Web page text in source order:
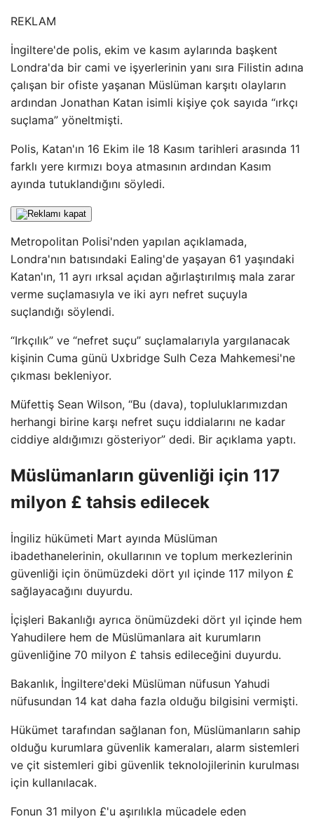
REKLAM
İngiltere'de polis, ekim ve kasım aylarında başkent
Londra'da bir cami ve işyerlerinin yanı sıra Filistin adına
çalışan bir ofiste yaşanan Müslüman karşıtı olayların
ardından Jonathan Katan isimli kişiye çok sayıda “ırkçı
suçlama” yöneltmişti.
Polis, Katan'ın 16 Ekim ile 18 Kasım tarihleri ​​arasında 11
farklı yere kırmızı boya atmasının ardından Kasım
ayında tutuklandığını söyledi.
Metropolitan Polisi'nden yapılan açıklamada,
Londra'nın batısındaki Ealing'de yaşayan 61 yaşındaki
Katan'ın, 11 ayrı ırksal açıdan ağırlaştırılmış mala zarar
verme suçlamasıyla ve iki ayrı nefret suçuyla
suçlandığı söylendi.
“Irkçılık” ve “nefret suçu” suçlamalarıyla yargılanacak
kişinin Cuma günü Uxbridge Sulh Ceza Mahkemesi'ne
çıkması bekleniyor.
Müfettiş Sean Wilson, “Bu (dava), topluluklarımızdan
herhangi birine karşı nefret suçu iddialarını ne kadar
ciddiye aldığımızı gösteriyor” dedi. Bir açıklama yaptı.
Müslümanların güvenliği için 117
milyon £ tahsis edilecek
İngiliz hükümeti Mart ayında Müslüman
ibadethanelerinin, okullarının ve toplum merkezlerinin
güvenliği için önümüzdeki dört yıl içinde 117 milyon £
sağlayacağını duyurdu.
İçişleri Bakanlığı ayrıca önümüzdeki dört yıl içinde hem
Yahudilere hem de Müslümanlara ait kurumların
güvenliğine 70 milyon £ tahsis edileceğini duyurdu.
Bakanlık, İngiltere'deki Müslüman nüfusun Yahudi
nüfusundan 14 kat daha fazla olduğu bilgisini vermişti.
Hükümet tarafından sağlanan fon, Müslümanların sahip
olduğu kurumlara güvenlik kameraları, alarm sistemleri
ve çit sistemleri gibi güvenlik teknolojilerinin kurulması
için kullanılacak.
Fonun 31 milyon £'u aşırılıkla mücadele eden